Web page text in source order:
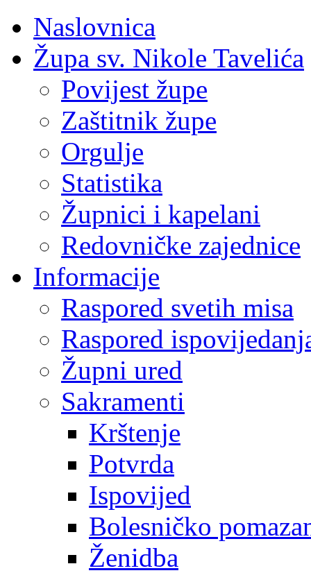
Naslovnica
Župa sv. Nikole Tavelića
Povijest župe
Zaštitnik župe
Orgulje
Statistika
Župnici i kapelani
Redovničke zajednice
Informacije
Raspored svetih misa
Raspored
Župni ured
Sakramenti
Krštenje
Potvrda
Ispovijed
Bolesničko
Ženidba